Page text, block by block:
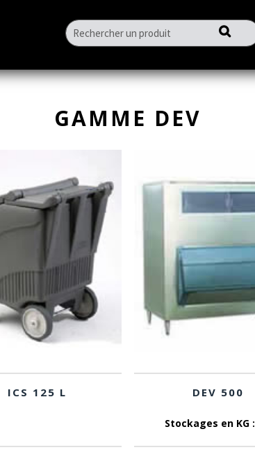
GAMME DEV
ICS 125 L DEV 500
Stockages en KG :